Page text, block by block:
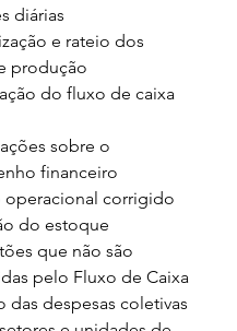
diárias
e rateio dos
produção
do fluxo de caixa
sobre o
financeiro
operacional corrigido
do estoque
que não são
pelo Fluxo de Caixa
das despesas coletivas